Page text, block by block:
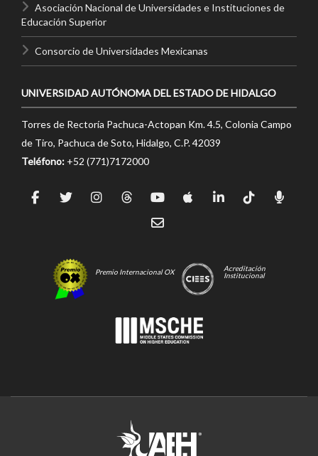
Asociación Nacional de Universidades e Instituciones de
Educación Superior
Consorcio de Universidades Mexicanas
UNIVERSIDAD AUTÓNOMA DEL ESTADO DE HIDALGO
Torres de Rectoría Pachuca-Actopan Km. 4.5, Colonia Campo
de Tiro, Pachuca de Soto, Hidalgo, C.P. 42039
Teléfono: +52 (771)7172000
Premio Internacional OX
Acreditación
Institucional